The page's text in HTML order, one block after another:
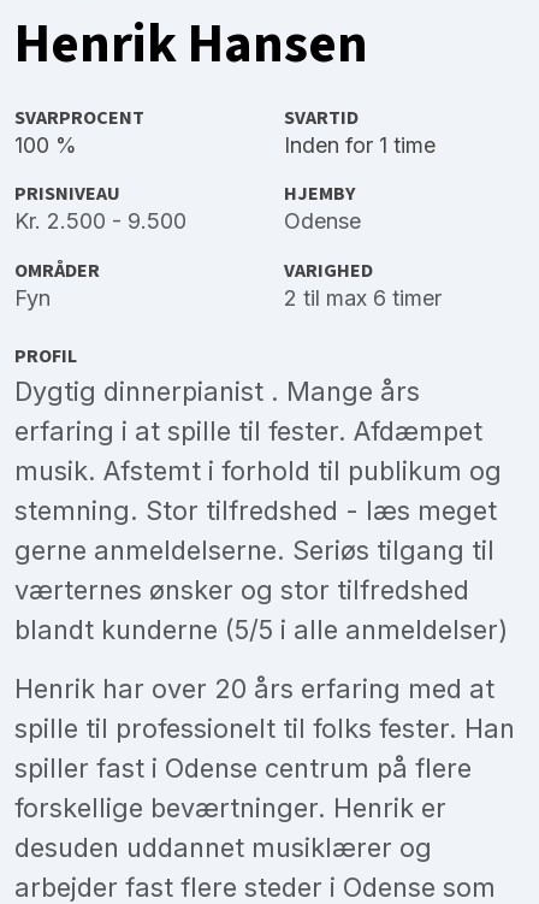
Henrik Hansen
SVARPROCENT
100 %
SVARTID
Inden for 1 time
PRISNIVEAU
Kr. 2.500 - 9.500
HJEMBY
Odense
OMRÅDER
Fyn
VARIGHED
2 til max 6 timer
PROFIL
Dygtig dinnerpianist . Mange års
erfaring i at spille til fester. Afdæmpet
musik. Afstemt i forhold til publikum og
stemning. Stor tilfredshed - læs meget
gerne anmeldelserne. Seriøs tilgang til
værternes ønsker og stor tilfredshed
blandt kunderne (5/5 i alle anmeldelser)
Henrik har over 20 års erfaring med at
spille til professionelt til folks fester. Han
spiller fast i Odense centrum på flere
forskellige beværtninger. Henrik er
desuden uddannet musiklærer og
arbejder fast flere steder i Odense som